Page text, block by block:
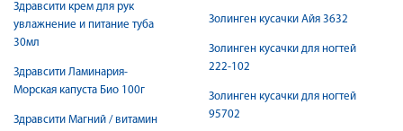
Здравсити крем для рук
увлажнение и питание туба
30мл
Здравсити Ламинария-
Морская капуста Био 100г
Здравсити Магний / витамин
Золинген кусачки Айя 3632
Золинген кусачки для ногтей
222-102
Золинген кусачки для ногтей
95702